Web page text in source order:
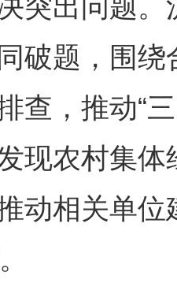
突出问题
破题，围
查，推动“
现农村集
动相关单